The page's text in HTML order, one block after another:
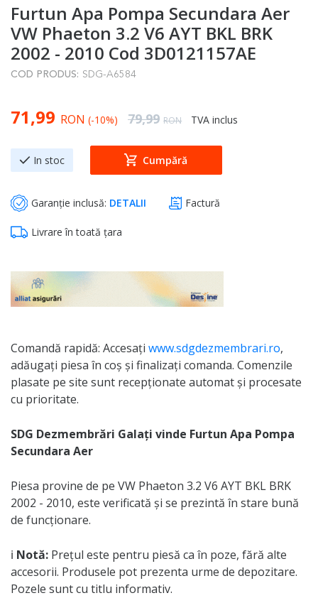
to
the
beginning
of
the
gallery
Furtun Apa Pompa Secundara Aer
VW Phaeton 3.2 V6 AYT BKL BRK
2002 - 2010 Cod 3D0121157AE
COD PRODUS: SDG-A6584
Special Price
71,99 RON (-10%) Regular Price
79,99 RON TVA inclus
In stoc Cumpără
Garanție inclusă: DETALII Factură
Livrare în toată țara
Comandă rapidă: Accesați www.sdgdezmembrari.ro,
adăugați piesa în coș și finalizați comanda. Comenzile
plasate pe site sunt recepționate automat și procesate
cu prioritate.
SDG Dezmembrări Galați vinde Furtun Apa Pompa
Secundara Aer
Piesa provine de pe VW Phaeton 3.2 V6 AYT BKL BRK
2002 - 2010, este verificată și se prezintă în stare bună
de funcționare.
ℹ️ Notă: Prețul este pentru piesă ca în poze, fără alte
accesorii. Produsele pot prezenta urme de depozitare.
Pozele sunt cu titlu informativ.